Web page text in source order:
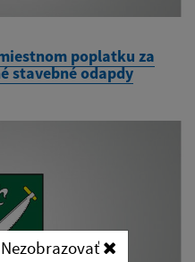
poplatku za
stavebné odapdy
Nezobrazovať